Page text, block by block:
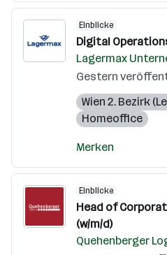
Einblicke
Digital
Lagermax
Gestern
Wien 2. Bezirk
Homeoffice
Merken
Einblicke
Head of
(w/m/d)
Quehenberger